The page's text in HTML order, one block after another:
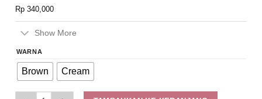
Rp 340,000
Show More
WARNA
Brown Cream